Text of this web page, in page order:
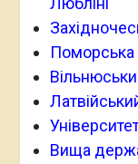
Поморська
Вища